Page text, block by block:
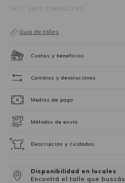
SKU: 1803.1385%CP40
Guia de talles
Cuotas y beneficios
Cambios y devoluciones
Medios de pago
Métodos de envío
Descripción y cuidados
Disponibilidad en locales
Encontrá el talle que buscás